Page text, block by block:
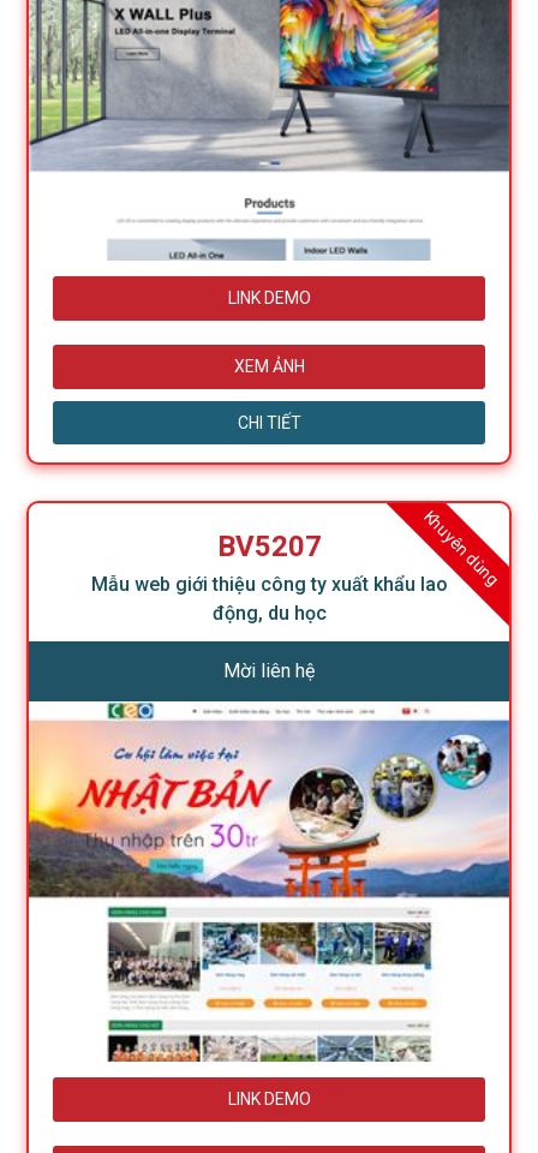
LINK DEMO
XEM ẢNH
CHI TIẾT
Khuyên dùng
BV5207
Mẫu web giới thiệu công ty xuất khẩu lao
động, du học
Mời liên hệ
LINK DEMO